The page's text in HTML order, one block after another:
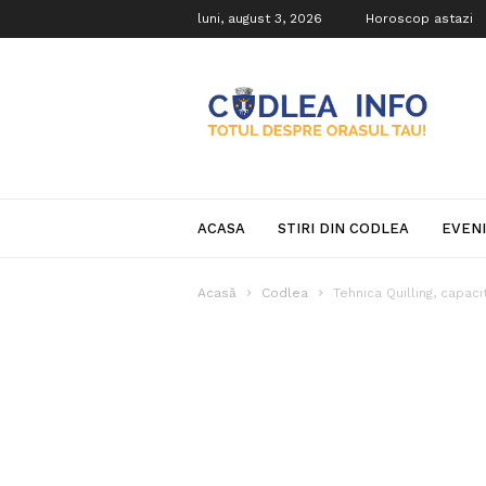
luni, august 3, 2026 Horoscop astazi
Info
ACASA STIRI DIN CODLEA
Acasă Codlea Tehnica Quilling,